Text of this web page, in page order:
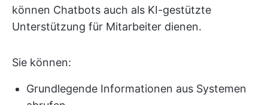
können Chatbots auch als KI-gestützte
Unterstützung für Mitarbeiter dienen.
Sie können:
Grundlegende Informationen aus Systemen